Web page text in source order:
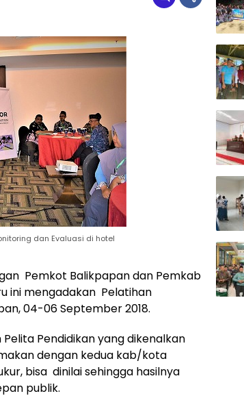
dan Evaluasi di hotel
Pemkot Balikpapan dan Pemkab
ini mengadakan Pelatihan
04-06 September 2018.
Pendidikan yang dikenalkan
dengan kedua kab/kota
bisa dinilai sehingga hasilnya
publik.